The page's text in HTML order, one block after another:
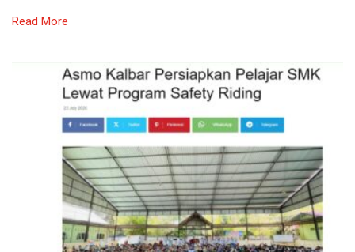
Read More